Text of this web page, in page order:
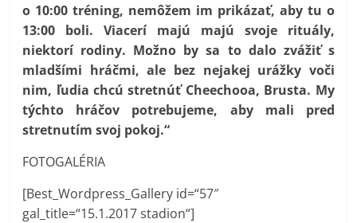
o 10:00 tréning, nemôžem im prikázať, aby tu o
13:00 boli. Viacerí majú majú svoje rituály,
niektorí rodiny. Možno by sa to dalo zvážiť s
mladšími hráčmi, ale bez nejakej urážky voči
nim, ľudia chcú stretnúť Cheechooa, Brusta. My
týchto hráčov potrebujeme, aby mali pred
stretnutím svoj pokoj.“
FOTOGALÉRIA
[Best_Wordpress_Gallery id=“57″
gal_title=“15.1.2017 stadion“]